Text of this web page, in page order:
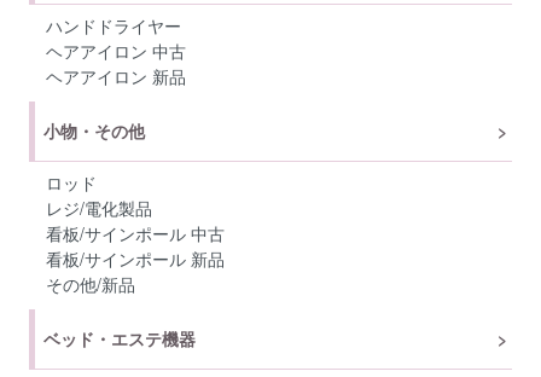
ハンドドライヤー
ヘアアイロン 中古
ヘアアイロン 新品
小物・その他
ロッド
レジ/電化製品
看板/サインポール 中古
看板/サインポール 新品
その他/新品
ベッド・エステ機器